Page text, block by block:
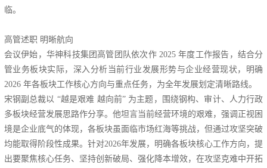
临。
高管述职 明晰航向
会议伊始，华神科技集团高管团队依次作 2025 年度工作报告，结合分
管业务板块实际，深入分析当前行业发展形势与企业经营现状，明确
2026 年各板块工作核心方向与重点任务，为全年发展划定清晰路线。
宋钢副总裁以 “越是艰难 越向前” 为主题，围绕钢构、审计、人力行政
多板块经营发展思路作分享。他坦言当前经营环境的艰难，强调正视困
境是企业底气的体现，各板块虽面临市场红海等挑战，但通过攻坚突破
均能取得阶段性成果。针对2026年发展，明确各板块核心工作方向，提
出要聚焦核心任务、坚持创新破局、强化降本增效，在攻坚克难中开拓